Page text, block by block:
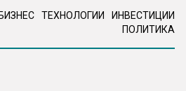
БИЗНЕС ТЕХНОЛОГИИ
ИНВЕСТИЦИИ
ПОЛИТИКА